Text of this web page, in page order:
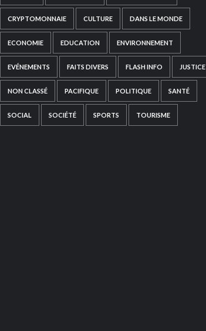
CRYPTOMONNAIE CULTURE DANS LE MONDE
ECONOMIE EDUCATION ENVIRONNEMENT
EVÉNEMENTS FAITS DIVERS FLASH INFO JUSTICE
NON CLASSÉ PACIFIQUE POLITIQUE SANTÉ
SOCIAL SOCIÉTÉ SPORTS TOURISME